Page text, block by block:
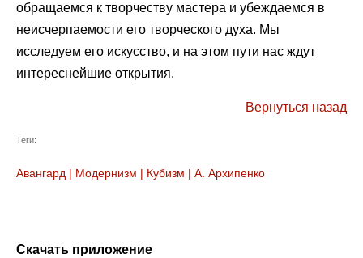
обращаемся к творчеству мастера и убеждаемся в
неисчерпаемости его творческого духа. Мы
исследуем его искусство, и на этом пути нас ждут
интереснейшие открытия.
Вернуться назад
Теги:
Авангард | Модернизм | Кубизм | А. Архипенко
Скачать приложение